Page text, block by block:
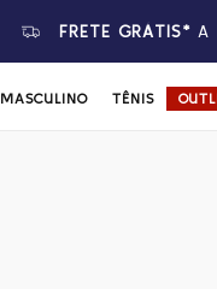
FRETE GRÁTIS* A
MASCULINO TÊNIS